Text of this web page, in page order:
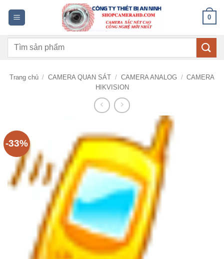
dung
0
Tìm
Trang chủ / CAMERA QUAN SÁT / CAMERA ANALOG / CAMERA
HIKVISION
-33%